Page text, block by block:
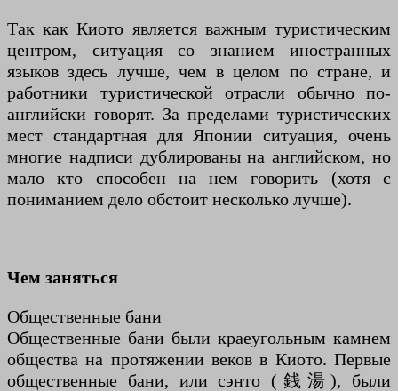
Так как Киото является важным туристическим
центром, ситуация со знанием иностранных
языков здесь лучше, чем в целом по стране, и
работники туристической отрасли обычно по-
английски говорят. За пределами туристических
мест стандартная для Японии ситуация, очень
многие надписи дублированы на английском, но
мало кто способен на нем говорить (хотя с
пониманием дело обстоит несколько лучше).
Чем заняться
Общественные бани
Общественные бани были краеугольным камнем
общества на протяжении веков в Киото. Первые
общественные бани, или сэнто (銭湯), были